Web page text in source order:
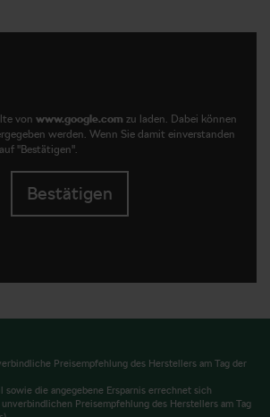
von www.google.com zu laden. Dabei können
werden. Wenn Sie damit einverstanden
"Bestätigen".
Bestätigen
Preisempfehlung des Herstellers am Tag der
die angegebene Ersparnis errechnet sich
Preisempfehlung des Herstellers am Tag